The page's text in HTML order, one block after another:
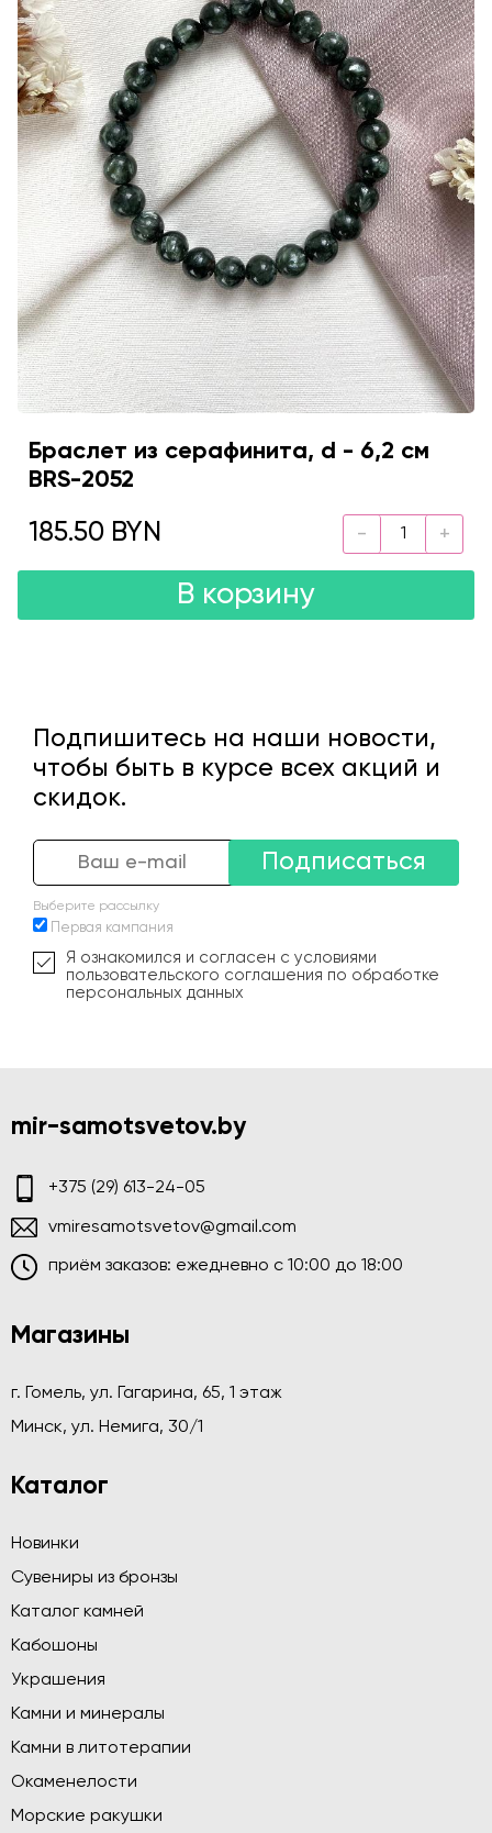
Браслет из серафинита, d - 6,2 см
BRS-2052
185.50 BYN
В корзину
Подпишитесь на наши новости,
чтобы быть в курсе всех акций и
скидок.
Подписаться
Выберите рассылку
Первая кампания
Я ознакомился и согласен с условиями
пользовательского соглашения по обработке
персональных данных
mir-samotsvetov.by
+375 (29) 613-24-05
vmiresamotsvetov@gmail.com
приём заказов: ежедневно c 10:00 до 18:00
Магазины
г. Гомель, ул. Гагарина, 65, 1 этаж
Минск, ул. Немига, 30/1
Каталог
Новинки
Сувениры из бронзы
Каталог камней
Кабошоны
Украшения
Камни и минералы
Камни в литотерапии
Окаменелости
Морские ракушки